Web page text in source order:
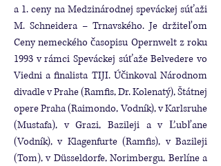
a 1. ceny na Medzinárodnej speváckej súťaži
M. Schneidera – Trnavského. Je držiteľom
Ceny nemeckého časopisu Opernwelt z roku
1993 v rámci Speváckej súťaže Belvedere vo
Viedni a finalista TIJI. Účinkoval Národnom
divadle v Prahe (Ramfis, Dr. Kolenatý), Štátnej
opere Praha (Raimondo, Vodník), v Karlsruhe
(Mustafa), v Grazi, Bazileji a v Ľubľane
(Vodník), v Klagenfurte (Ramfis), v Bazileji
(Tom), v Düsseldorfe, Norimbergu, Berlíne a